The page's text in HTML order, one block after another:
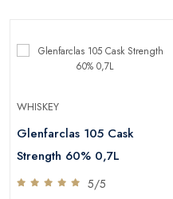
WHISKEY
Glenfarclas 105 Cask
Strength 60% 0,7L
5/5